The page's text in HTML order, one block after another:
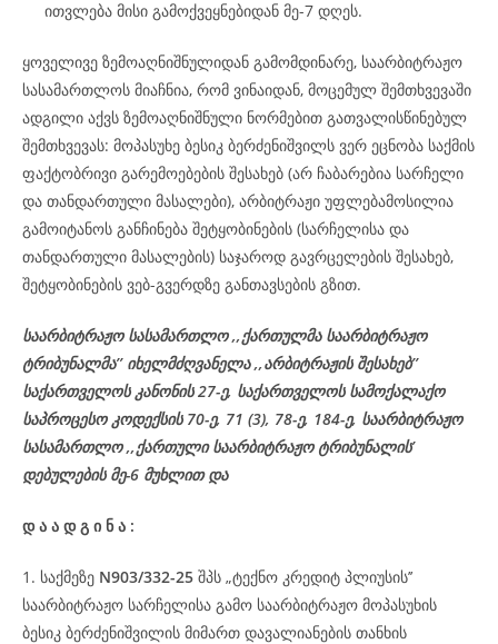
ითვლება მისი გამოქვეყნებიდან მე-7 დღეს.
ყოველივე ზემოაღნიშნულიდან გამომდინარე, საარბიტრაჟო
სასამართლოს მიაჩნია, რომ ვინაიდან, მოცემულ შემთხვევაში
ადგილი აქვს ზემოაღნიშნული ნორმებით გათვალისწინებულ
შემთხვევას: მოპასუხე ბესიკ ბერძენიშვილს ვერ ეცნობა საქმის
ფაქტობრივი გარემოებების შესახებ (არ ჩაბარებია სარჩელი
და თანდართული მასალები), არბიტრაჟი უფლებამოსილია
გამოიტანოს განჩინება შეტყობინების (სარჩელისა და
თანდართული მასალების) საჯაროდ გავრცელების შესახებ,
შეტყობინების ვებ-გვერდზე განთავსების გზით.
საარბიტრაჟო სასამართლო ,,ქართულმა საარბიტრაჟო
ტრიბუნალმა’’ იხელმძღვანელა,,არბიტრაჟის შესახებ’’
საქართველოს კანონის 27-ე, საქართველოს სამოქალაქო
საპროცესო კოდექსის 70-ე, 71 (3), 78-ე, 184-ე, საარბიტრაჟო
სასამართლო ,,ქართული საარბიტრაჟო ტრიბუნალის’
დებულების მე-6 მუხლით და
დ ა ა დ გ ი ნ ა :
1. საქმეზე N903/332-25 შპს „ტექნო კრედიტ პლიუსის’’
საარბიტრაჟო სარჩელისა გამო საარბიტრაჟო მოპასუხის
ბესიკ ბერძენიშვილის მიმართ დავალიანების თანხის